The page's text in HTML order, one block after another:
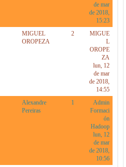
de mar
de 2018,
15:23
MIGUEL
OROPEZA
2
MIGUE
L
OROPE
ZA
lun, 12
de mar
de 2018,
14:55
Alexandre
Pereiras
1
Admin
Formaci
ón
Hadoop
lun, 12
de mar
de 2018,
10:56